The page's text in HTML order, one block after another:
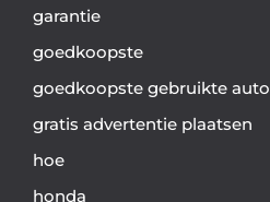
garantie
goedkoopste
goedkoopste gebruikte auto
gratis advertentie plaatsen
hoe
honda